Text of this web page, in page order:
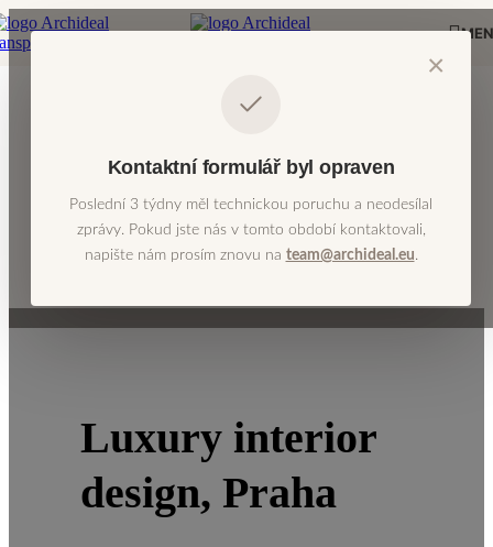
×
Kontaktní formulář byl opraven
Poslední 3 týdny měl technickou poruchu a neodesílal
zprávy. Pokud jste nás v tomto období kontaktovali,
napište nám prosím znovu na team@archideal.eu.
Skip to navigation Skip to main content
OBÝVACÍ POKOJ
DĚTSKÉ POKOJE
LOŽNICE
CHODBY
KANCELÁŘ
Luxury interior
design, Praha